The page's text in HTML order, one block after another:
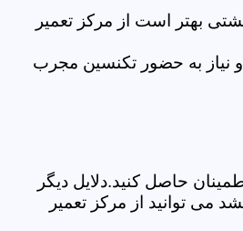
بهتر است از مرکز تعمیر
نیاز به حضور تکنسین مجرب
حاصل کنید.دلایل دیگر
توانید از مرکز تعمیر